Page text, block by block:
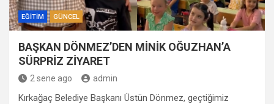
EĞITIM GÜNCEL
BAŞKAN DÖNMEZ’DEN MİNİK OĞUZHAN’A
SÜRPRİZ ZİYARET
2 sene ago admin
Kırkağaç Belediye Başkanı Üstün Dönmez, geçtiğimiz